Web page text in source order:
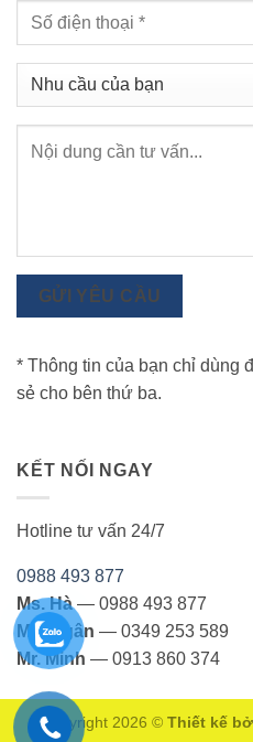
GỬI YÊU CẦU
* Thông tin của bạn chỉ dùng
sẻ cho bên thứ ba.
KẾT NỐI NGAY
Hotline tư vấn 24/7
0988 493 877
Ms. Hà— 0988 493 877
Ms. Ngân — 0349 253 589
Mr. Minh — 0913 860 374
Copyright 2026 © Thiết kế